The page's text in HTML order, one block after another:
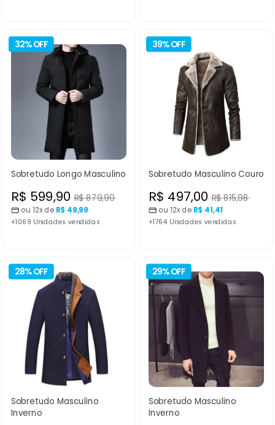
32% OFF
Sobretudo Longo Masculino
Preço
normal
R$ 879,90
Preço
promocional
R$ 599,90
ou 12x de R$ 49,99
+1069 Unidades vendidas
39% OFF
Sobretudo Masculino Couro
Preço
normal
R$ 815,98
Preço
promocional
R$ 497,00
ou 12x de R$ 41,41
+1764 Unidades vendidas
28% OFF
Sobretudo Masculino
Inverno
29% OFF
Sobretudo Masculino
Inverno